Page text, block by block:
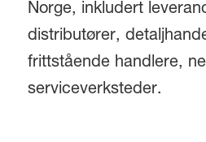
Norge, inkludert
distributører,
frittstående handlere,
serviceverksteder.